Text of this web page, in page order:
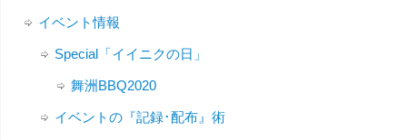
イベント情報
Special「イイニクの日」
舞洲BBQ2020
イベントの『記録･配布』術